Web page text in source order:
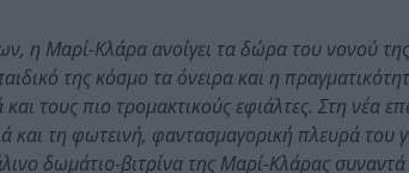
η Μαρί-Κλάρα ανοίγει τα δώρα του νονού
της κόσμο τα όνειρα και η
τους πιο τρομακτικούς εφιάλτες. Στη νέα
και τη φωτεινή, φαντασμαγορική πλευρά
δωμάτιο-βιτρίνα της Μαρί-Κλάρας